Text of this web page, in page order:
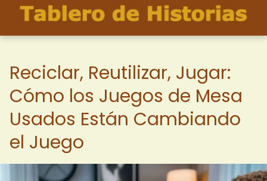
Reciclar, Reutilizar, Jugar:
Cómo los Juegos de Mesa
Usados Están Cambiando
el Juego